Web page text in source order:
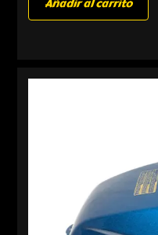
Añadir al carrito